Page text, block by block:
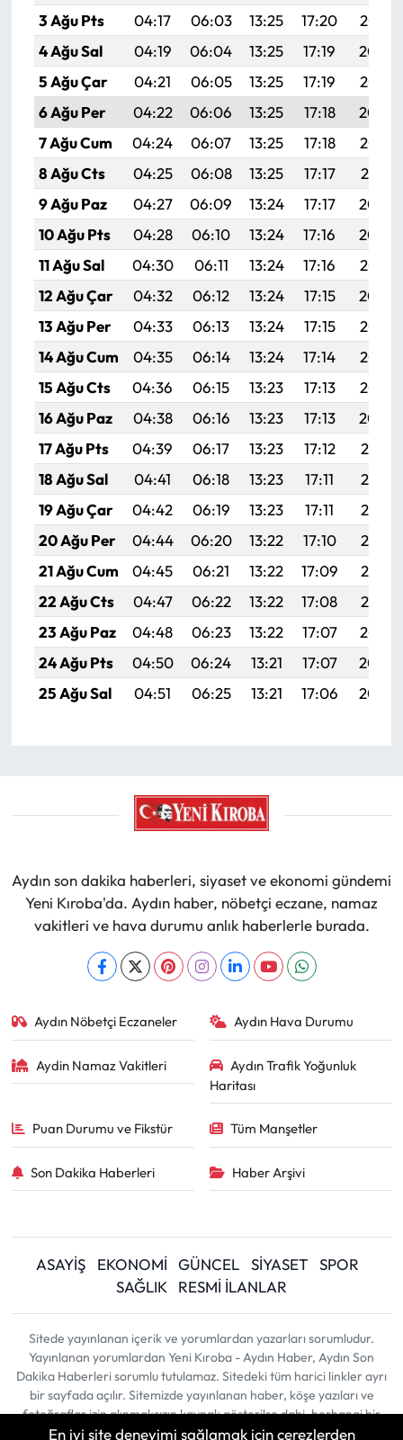
3 Ağu Pts
04:17 06:03 13:25 17:20
20:37
4 Ağu Sal
04:19 06:04 13:25 17:19
20:36
5 Ağu Çar
04:21 06:05 13:25 17:19
20:35
6 Ağu Per
04:22 06:06 13:25 17:18
20:34
7 Ağu Cum
04:24 06:07 13:25 17:18
20:33
8 Ağu Cts
04:25 06:08 13:25 17:17
20:31
9 Ağu Paz
04:27 06:09 13:24 17:17
20:30
10 Ağu Pts
04:28 06:10 13:24 17:16
20:29
11 Ağu Sal
04:30 06:11 13:24 17:16
20:27
12 Ağu Çar
04:32 06:12 13:24 17:15
20:26
13 Ağu Per
04:33 06:13 13:24 17:15
20:25
14 Ağu Cum
04:35 06:14 13:24 17:14
20:23
15 Ağu Cts
04:36 06:15 13:23 17:13
20:22
16 Ağu Paz
04:38 06:16 13:23 17:13
20:20
17 Ağu Pts
04:39 06:17 13:23 17:12
20:19
18 Ağu Sal
04:41 06:18 13:23 17:11
20:18
19 Ağu Çar
04:42 06:19 13:23 17:11
20:16
20 Ağu Per
04:44 06:20 13:22 17:10
20:15
21 Ağu Cum
04:45 06:21 13:22 17:09
20:13
22 Ağu Cts
04:47 06:22 13:22 17:08
20:12
23 Ağu Paz
04:48 06:23 13:22 17:07
20:10
24 Ağu Pts
04:50 06:24 13:21 17:07
20:08
25 Ağu Sal
04:51 06:25 13:21 17:06 20:07
Aydın son dakika haberleri, siyaset ve ekonomi gündemi
Yeni Kıroba'da. Aydın haber, nöbetçi eczane, namaz
vakitleri ve hava durumu anlık haberlerle burada.
Aydın Nöbetçi Eczaneler Aydın Hava Durumu
Aydin Namaz Vakitleri
Aydın Trafik Yoğunluk
Haritası
Puan Durumu ve Fikstür Tüm Manşetler
Son Dakika Haberleri Haber Arşivi
ASAYİŞ EKONOMİ GÜNCEL SİYASET
SPOR
SAĞLIK
RESMİ İLANLAR
Sitede yayınlanan içerik ve yorumlardan yazarları sorumludur.
Yayınlanan yorumlardan Yeni Kıroba - Aydın Haber, Aydın Son
Dakika Haberleri sorumlu tutulamaz. Sitedeki tüm harici linkler ayrı
bir sayfada açılır. Sitemizde yayınlanan haber, köşe yazıları ve
fotoğraflar izin alınmaksızın kaynak gösterilse dahi, herhangi bir
ortamda kullanılamaz ve yayınlanamaz
En iyi site deneyimi sağlamak için çerezlerden